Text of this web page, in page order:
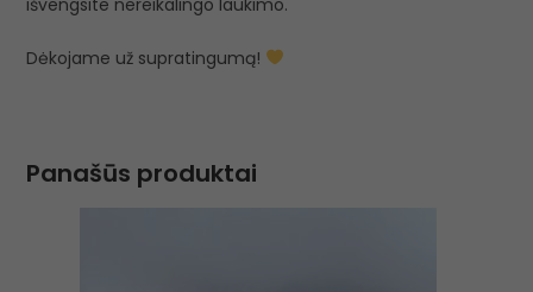
išvengsite nereikalingo laukimo.
Dėkojame už supratingumą!
Panašūs produktai